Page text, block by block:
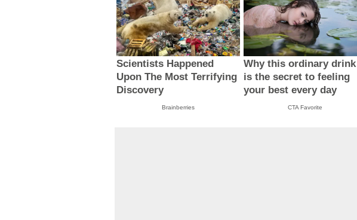
Scientists Happened
Upon The Most Terrifying
Discovery
Brainberries
Why this ordinary drink
is the secret to feeling
your best every day
CTA Favorite